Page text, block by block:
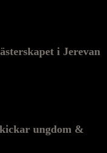
i Jerevan
ungdom &